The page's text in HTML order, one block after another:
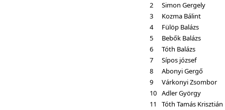
2
Simon Gergely
3
Kozma Bálint
4
Fülöp Balázs
5
Bebők Balázs
6
Tóth Balázs
7
Sípos józsef
8
Abonyi Gergő
9
Várkonyi Zsombor
10 Adler György
11
Tóth Tamás Krisztián